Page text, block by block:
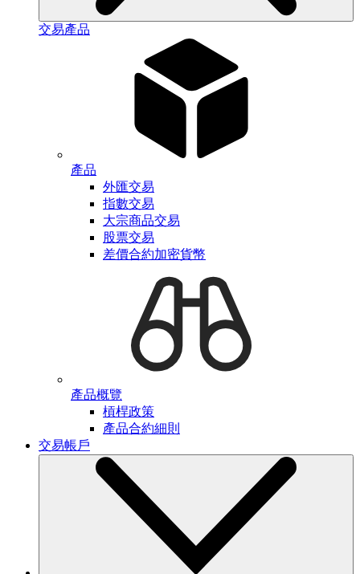
交易產品
產品
外匯交易
指數交易
大宗商品交易
股票交易
差價合約加密貨幣
產品概覽
槓桿政策
產品合約細則
交易帳戶